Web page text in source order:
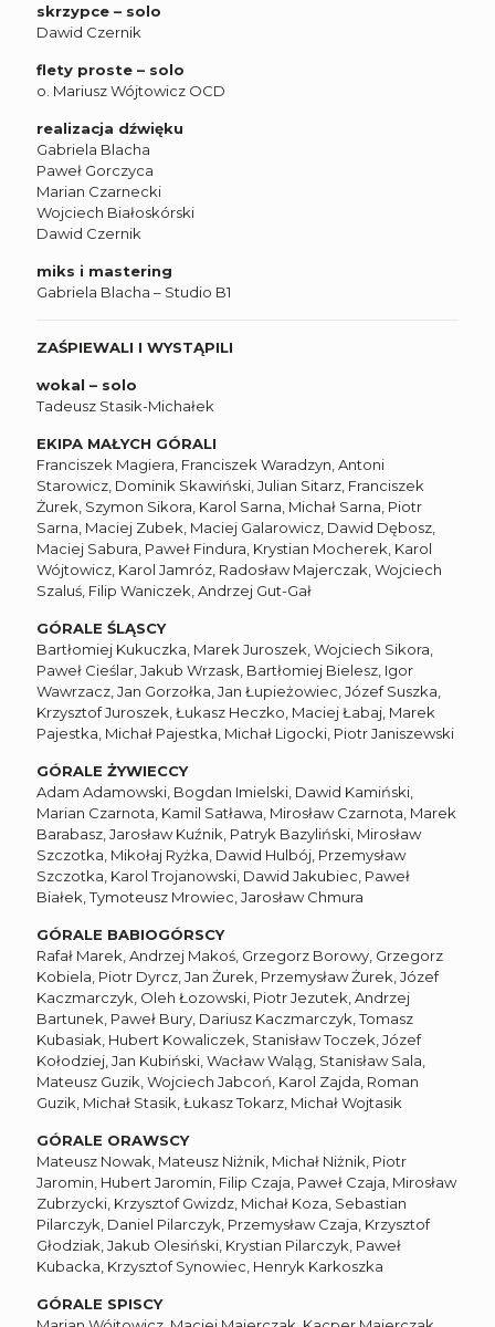
skrzypce – solo
Dawid Czernik
flety proste – solo
o. Mariusz Wójtowicz OCD
realizacja dźwięku
Gabriela Blacha
Paweł Gorczyca
Marian Czarnecki
Wojciech Białoskórski
Dawid Czernik
miks i mastering
Gabriela Blacha – Studio B1
ZAŚPIEWALI I WYSTĄPILI
wokal – solo
Tadeusz Stasik-Michałek
EKIPA MAŁYCH GÓRALI
Franciszek Magiera, Franciszek Waradzyn, Antoni
Starowicz, Dominik Skawiński, Julian Sitarz, Franciszek
Żurek, Szymon Sikora, Karol Sarna, Michał Sarna, Piotr
Sarna, Maciej Zubek, Maciej Galarowicz, Dawid Dębosz,
Maciej Sabura, Paweł Findura, Krystian Mocherek, Karol
Wójtowicz, Karol Jamróz, Radosław Majerczak, Wojciech
Szaluś, Filip Waniczek, Andrzej Gut-Gał
GÓRALE ŚLĄSCY
Bartłomiej Kukuczka, Marek Juroszek, Wojciech Sikora,
Paweł Cieślar, Jakub Wrzask, Bartłomiej Bielesz, Igor
Wawrzacz, Jan Gorzołka, Jan Łupieżowiec, Józef Suszka,
Krzysztof Juroszek, Łukasz Heczko, Maciej Łabaj, Marek
Pajestka, Michał Pajestka, Michał Ligocki, Piotr Janiszewski
GÓRALE ŻYWIECCY
Adam Adamowski, Bogdan Imielski, Dawid Kamiński,
Marian Czarnota, Kamil Satława, Mirosław Czarnota, Marek
Barabasz, Jarosław Kuźnik, Patryk Bazyliński, Mirosław
Szczotka, Mikołaj Ryżka, Dawid Hulbój, Przemysław
Szczotka, Karol Trojanowski, Dawid Jakubiec, Paweł
Białek, Tymoteusz Mrowiec, Jarosław Chmura
GÓRALE BABIOGÓRSCY
Rafał Marek, Andrzej Makoś, Grzegorz Borowy, Grzegorz
Kobiela, Piotr Dyrcz, Jan Żurek, Przemysław Żurek, Józef
Kaczmarczyk, Oleh Łozowski, Piotr Jezutek, Andrzej
Bartunek, Paweł Bury, Dariusz Kaczmarczyk, Tomasz
Kubasiak, Hubert Kowaliczek, Stanisław Toczek, Józef
Kołodziej, Jan Kubiński, Wacław Waląg, Stanisław Sala,
Mateusz Guzik, Wojciech Jabcoń, Karol Zajda, Roman
Guzik, Michał Stasik, Łukasz Tokarz, Michał Wojtasik
GÓRALE ORAWSCY
Mateusz Nowak, Mateusz Niżnik, Michał Niżnik, Piotr
Jaromin, Hubert Jaromin, Filip Czaja, Paweł Czaja, Mirosław
Zubrzycki, Krzysztof Gwizdz, Michał Koza, Sebastian
Pilarczyk, Daniel Pilarczyk, Przemysław Czaja, Krzysztof
Głodziak, Jakub Olesiński, Krystian Pilarczyk, Paweł
Kubacka, Krzysztof Synowiec, Henryk Karkoszka
GÓRALE SPISCY